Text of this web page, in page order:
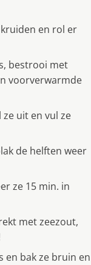
en rol er
bestrooi met
voorverwarmde
uit en vul ze
de helften weer
ze 15 min. in
met zeezout,
en bak ze bruin en